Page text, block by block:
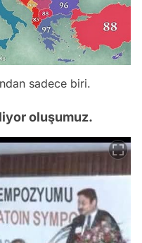
sadece biri.
oluşumuz.